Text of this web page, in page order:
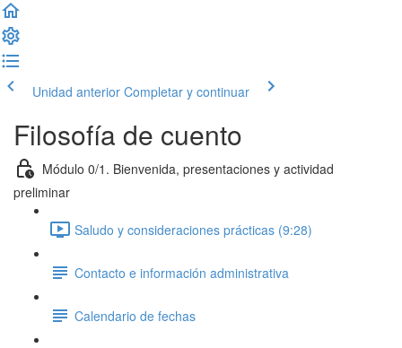
Unidad anterior Completar y continuar
Filosofía de cuento
Módulo 0/1. Bienvenida, presentaciones y actividad
preliminar
Saludo y consideraciones prácticas (9:28)
Contacto e información administrativa
Calendario de fechas